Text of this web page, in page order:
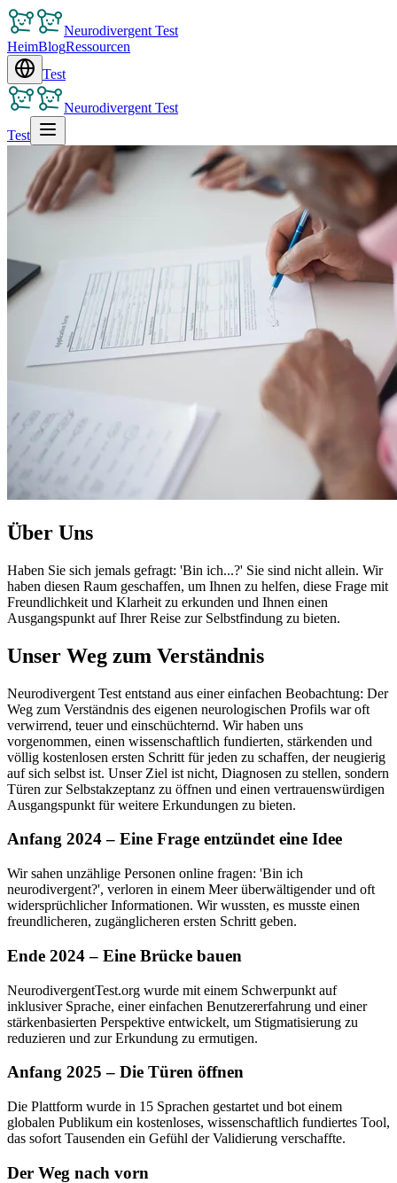
Neurodivergent Test
HeimBlogRessourcen
Test
Neurodivergent Test
Test
Über Uns
Haben Sie sich jemals gefragt: 'Bin ich...?' Sie sind nicht allein. Wir
haben diesen Raum geschaffen, um Ihnen zu helfen, diese Frage mit
Freundlichkeit und Klarheit zu erkunden und Ihnen einen
Ausgangspunkt auf Ihrer Reise zur Selbstfindung zu bieten.
Unser Weg zum Verständnis
Neurodivergent Test entstand aus einer einfachen Beobachtung: Der
Weg zum Verständnis des eigenen neurologischen Profils war oft
verwirrend, teuer und einschüchternd. Wir haben uns
vorgenommen, einen wissenschaftlich fundierten, stärkenden und
völlig kostenlosen ersten Schritt für jeden zu schaffen, der neugierig
auf sich selbst ist. Unser Ziel ist nicht, Diagnosen zu stellen, sondern
Türen zur Selbstakzeptanz zu öffnen und einen vertrauenswürdigen
Ausgangspunkt für weitere Erkundungen zu bieten.
Anfang 2024 – Eine Frage entzündet eine Idee
Wir sahen unzählige Personen online fragen: 'Bin ich
neurodivergent?', verloren in einem Meer überwältigender und oft
widersprüchlicher Informationen. Wir wussten, es musste einen
freundlicheren, zugänglicheren ersten Schritt geben.
Ende 2024 – Eine Brücke bauen
NeurodivergentTest.org wurde mit einem Schwerpunkt auf
inklusiver Sprache, einer einfachen Benutzererfahrung und einer
stärkenbasierten Perspektive entwickelt, um Stigmatisierung zu
reduzieren und zur Erkundung zu ermutigen.
Anfang 2025 – Die Türen öffnen
Die Plattform wurde in 15 Sprachen gestartet und bot einem
globalen Publikum ein kostenloses, wissenschaftlich fundiertes Tool,
das sofort Tausenden ein Gefühl der Validierung verschaffte.
Der Weg nach vorn